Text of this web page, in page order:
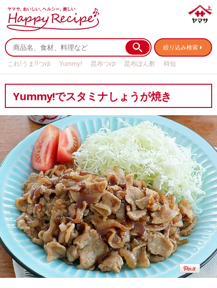
絞り込み検索
これ!うま!!つゆ Yummy! 昆布つゆ 昆布ぽん酢
時短
Yummy!でスタミナしょうが焼き